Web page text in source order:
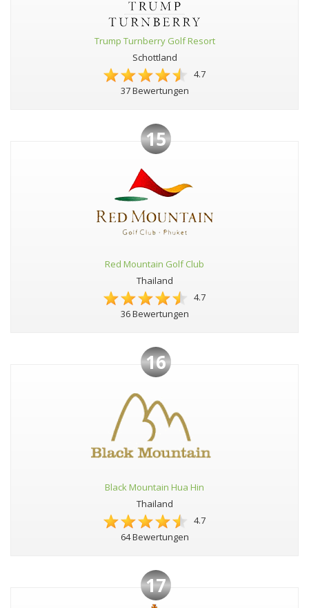
Trump Turnberry Golf Resort
Schottland
4.7
37 Bewertungen
15
Red Mountain Golf Club
Thailand
4.7
36 Bewertungen
16
Black Mountain Hua Hin
Thailand
4.7
64 Bewertungen
17